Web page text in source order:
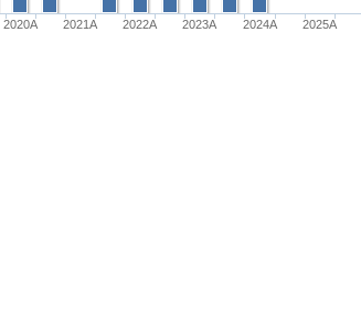
2020A 2021A 2022A 2023Α 2024A 2025A